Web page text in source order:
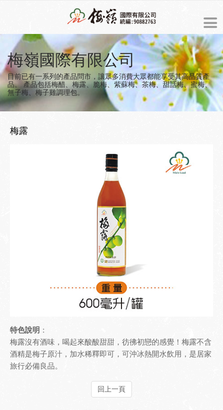
ENGLISH
最新消息
商品介紹
關於梅嶺
梅嶺的由來
經營理念
檢驗報告
聯絡我們
美食製造過程
梅子食譜
園區導覽
梅之風情
梅嶺地圖導覽
生態導覽
友站連結
梅嶺國際有限公司
目前已有一系列的產品問市，讓眾多消費大眾都能享受其高品質產
品。產品包括梅醋、梅露、脆梅、紫蘇梅、茶梅、甜話梅、蜜梅、
無子梅、梅子雞調理包。
梅露
特色說明 ：
梅露沒有酒味，喝起來酸酸甜甜，彷彿初戀的感覺！梅露不含
酒精是梅子原汁，加水稀釋即可，可沖冰熱開水飲用，是居家
旅行必備良品。
回上一頁